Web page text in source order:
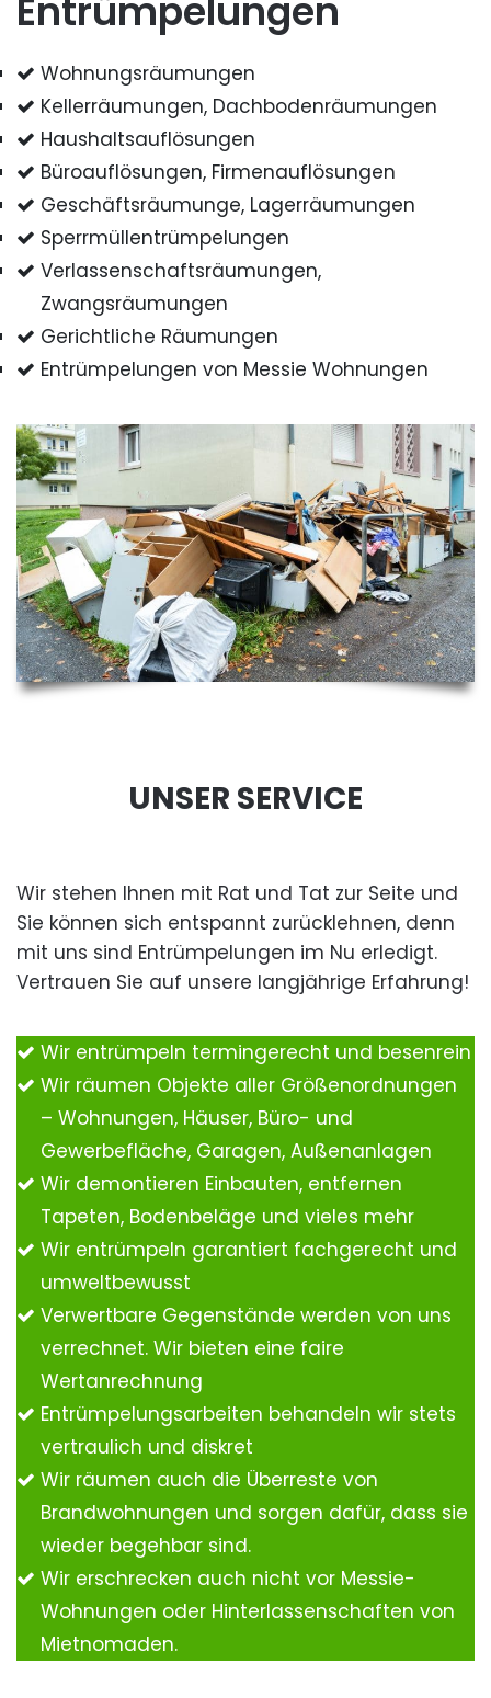
Entrümpelungen
Wohnungsräumungen
Kellerräumungen, Dachbodenräumungen
Haushaltsauflösungen
Büroauflösungen, Firmenauflösungen
Geschäftsräumunge, Lagerräumungen
Sperrmüllentrümpelungen
Verlassenschaftsräumungen,
Zwangsräumungen
Gerichtliche Räumungen
Entrümpelungen von Messie Wohnungen
UNSER SERVICE
Wir stehen Ihnen mit Rat und Tat zur Seite und
Sie können sich entspannt zurücklehnen, denn
mit uns sind Entrümpelungen im Nu erledigt.
Vertrauen Sie auf unsere langjährige Erfahrung!
Wir entrümpeln termingerecht und besenrein
Wir räumen Objekte aller Größenordnungen
– Wohnungen, Häuser, Büro- und
Gewerbefläche, Garagen, Außenanlagen
Wir demontieren Einbauten, entfernen
Tapeten, Bodenbeläge und vieles mehr
Wir entrümpeln garantiert fachgerecht und
umweltbewusst
Verwertbare Gegenstände werden von uns
verrechnet. Wir bieten eine faire
Wertanrechnung
Entrümpelungsarbeiten behandeln wir stets
vertraulich und diskret
Wir räumen auch die Überreste von
Brandwohnungen und sorgen dafür, dass sie
wieder begehbar sind.
Wir erschrecken auch nicht vor Messie-
Wohnungen oder Hinterlassenschaften von
Mietnomaden.